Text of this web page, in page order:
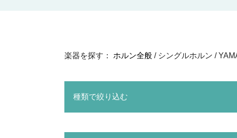
楽器を探す： ホルン全般 / シングルホルン /
種類で絞り込む